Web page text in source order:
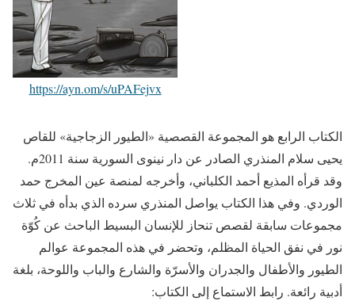
https://ayn.om/s/uPAFejvx
الكتاب الرابع هو المجموعة القصصية «الطيور الزجاجية» للقاص
يحيى سلام المنذري الصادر عن دار نينوى السورية سنة 2011م.
وقد قرأه المذيع أحمد الكلباني، وأخرجه لمنصة عين المخرج حمد
الوردي. وفي هذا الكتاب يواصل المنذري سرده الذي بدأه في ثلاث
مجموعات سابقة لقصص تنحاز للإنسان البسيط الباحث عن كُوّة
نور في نفق الحياة المظلم، وتحضر في هذه المجموعة عوالم
الطيور والأطفال والجدران والأسرّة والشارع والباب واللوحة، بلغة
أدبية رائعة. رابط الاستماع إلى الكتاب: